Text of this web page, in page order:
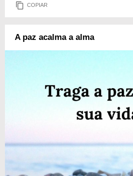
COPIAR
A paz acalma a alma